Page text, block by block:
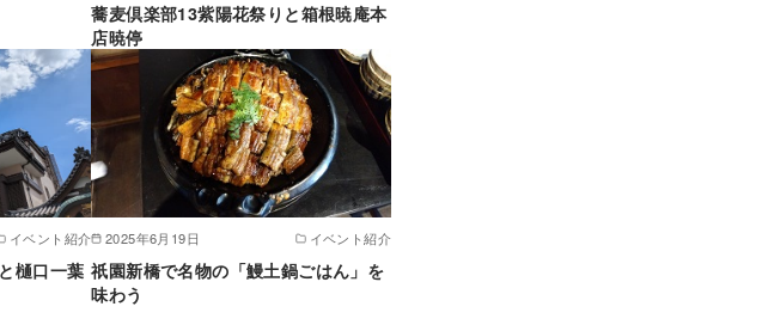
蕎麦倶楽部13紫陽花祭りと箱根暁庵本
店暁停
イベント紹介
樋口一葉
2025年6月19日 イベント紹介
祇園新橋で名物の「鰻土鍋ごはん」を
味わう